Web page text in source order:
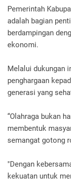
Pemerintah
adalah bagian
berdampingan
ekonomi.
Melalui dukungan
penghargaan
generasi yang
“Olahraga bukan
membentuk
semangat gotong
"Dengan
kekuatan untuk